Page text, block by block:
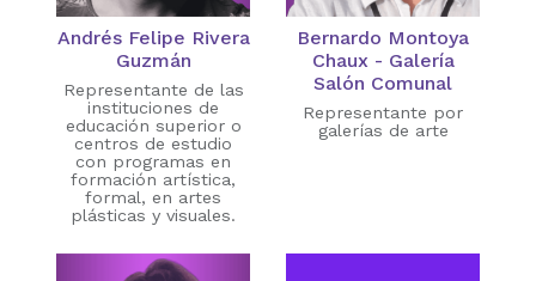
Andrés Felipe Rivera
Guzmán
Representante de las
instituciones de
educación superior o
centros de estudio
con programas en
formación artística,
formal, en artes
plásticas y visuales.
Bernardo Montoya
Chaux - Galería
Salón Comunal
Representante por
galerías de arte